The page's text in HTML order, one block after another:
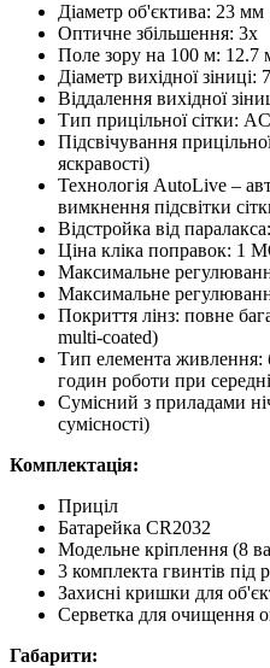
Діаметр об'єктива: 23 мм
Оптичне збільшення: 3х
Поле зору на 100 м: 12.7
Діаметр вихідної зіниці:
Віддалення вихідної
Тип прицільної сітки:
Підсвічування
яскравості)
Технологія AutoLive –
вимкнення підсвітки
Відстройка від
Ціна кліка поправок: 1
Максимальне
Максимальне
Покриття лінз: повне
multi-coated)
Тип елемента живлення:
годин роботи при
Сумісний з приладами
сумісності)
Комплектація:
Приціл
Батарейка CR2032
Модельне кріплення (8
3 комплекта гвинтів під
Захисні кришки для
Серветка для очищення
Габарити: